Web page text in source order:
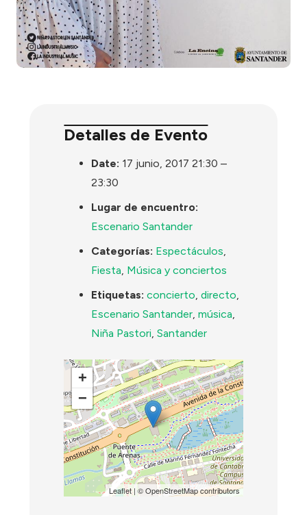
Detalles de Evento
Date: 17 junio, 2017 21:30 –
23:30
Lugar de encuentro:
Escenario Santander
Categorías: Espectáculos,
Fiesta, Música y conciertos
Etiquetas: concierto,directo,
Escenario Santander,música,
Niña Pastori,Santander
+
−
Leaflet| ©OpenStreetMapcontributors